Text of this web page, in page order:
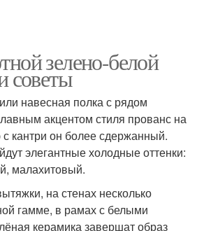
зелено-белой
советы
навесная полка с рядом
акцентом стиля прованс на
кантри он более сдержанный.
элегантные холодные оттенки:
малахитовый.
на стенах несколько
гамме, в рамах с белыми
керамика завершат образ